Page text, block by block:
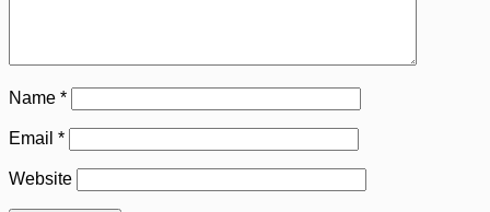
Name *
Email *
Website